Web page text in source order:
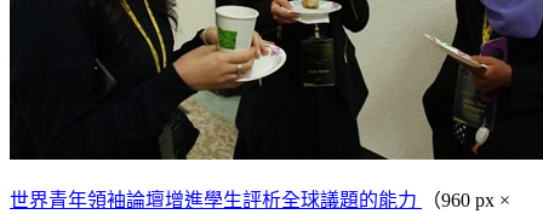
世界青年領袖論壇增進學生評析全球議題的能力
（960 px ×